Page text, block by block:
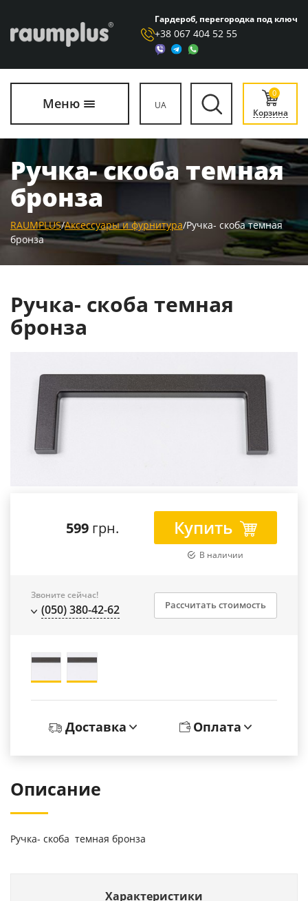
Гардероб, перегородка под ключ
+38 067 404 52 55
Меню UA
0
Корзина
Ручка- скоба темная
бронза
RAUMPLUS/Аксессуары и фурнитура/Ручка- скоба темная
бронза
Ручка- скоба темная
бронза
599 грн. Купить
В наличии
Звоните сейчас!
(050) 380-42-62 Рассчитать стоимость
Доставка Оплата
Описание
Ручка- скоба темная бронза
Характеристики